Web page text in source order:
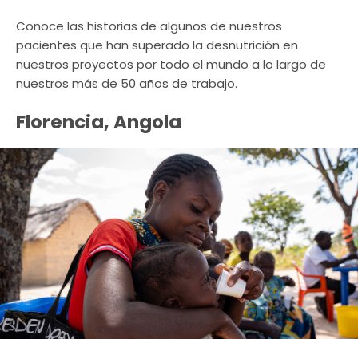
Conoce las historias de algunos de nuestros
pacientes que han superado la desnutrición en
nuestros proyectos por todo el mundo a lo largo de
nuestros más de 50 años de trabajo.
Florencia, Angola